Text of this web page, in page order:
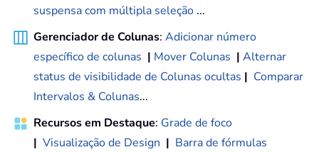
suspensa com múltipla seleção ...
Gerenciador de Colunas: Adicionar número
específico de colunas | Mover Colunas | Alternar
status de visibilidade de Colunas ocultas | Comparar
Intervalos & Colunas...
Recursos em Destaque: Grade de foco
| Visualização de Design | Barra de fórmulas